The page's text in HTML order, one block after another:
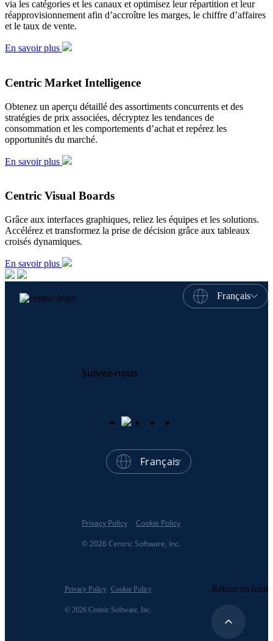
via les catégories et les canaux et optimisez leur répartition et leur
réapprovisionnement afin d’accroître les marges, le chiffre d’affaires
et le taux de vente.
En savoir plus
Centric Market Intelligence
Obtenez un aperçu détaillé des assortiments concurrents et des
stratégies de prix associées, décryptez les tendances de
consommation et les comportements d’achat et repérez les
opportunités du marché.
En savoir plus
Centric Visual Boards
Grâce aux interfaces graphiques, reliez les équipes et les solutions.
Accélérez et transformez la prise de décision grâce aux tableaux
croisés dynamiques.
En savoir plus
Français
Suivez-nous
Français
© 2026 Centric Software, Inc.
Privacy Policy Cookie Policy
© 2026 Centric Software, Inc.
Privacy Policy Cookie Policy Retour en haut